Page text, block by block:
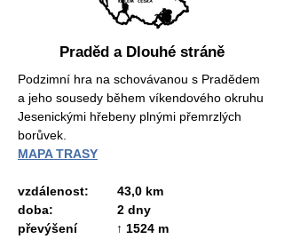
Praděd a Dlouhé stráně
Podzimní hra na schovávanou s Pradědem
a jeho sousedy během víkendového okruhu
Jesenickými hřebeny plnými přemrzlých
borůvek.
MAPA TRASY
vzdálenost: 43,0 km
doba: 2 dny
převýšení ↑ 1524 m